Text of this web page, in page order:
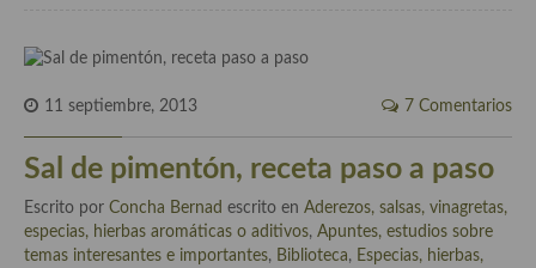
Quínoa
Pasta
Arroces Y fideuás
11 septiembre, 2013 7 Comentarios
Sal de pimentón, receta paso a paso
Escrito por Concha Bernad escrito en Aderezos, salsas, vinagretas,
especias, hierbas aromáticas o aditivos, Apuntes, estudios sobre
temas interesantes e importantes, Biblioteca, Especias, hierbas,